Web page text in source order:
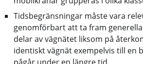
Tidsbegränsningar måste vara
genomförbart att ta fram
delar av vägnätet liksom på
identiskt vägnät exempelvis till en